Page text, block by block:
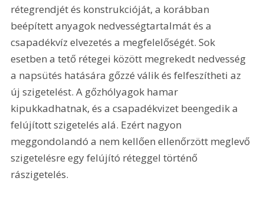
rétegrendjét és konstrukcióját, a korábban
beépített anyagok nedvességtartalmát és a
csapadékvíz elvezetés a megfelelőségét. Sok
esetben a tető rétegei között megrekedt nedvesség
a napsütés hatására gőzzé válik és felfeszítheti az
új szigetelést. A gőzhólyagok hamar
kipukkadhatnak, és a csapadékvizet beengedik a
felújított szigetelés alá. Ezért nagyon
meggondolandó a nem kellően ellenőrzött meglevő
szigetelésre egy felújító réteggel történő
rászigetelés.